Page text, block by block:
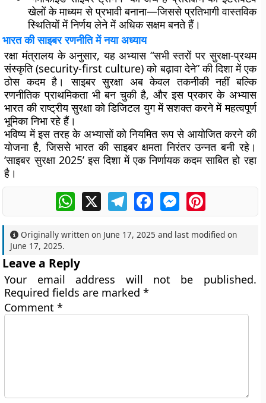
खेलों के माध्यम से प्रभावी बनाना—जिससे प्रतिभागी वास्तविक
स्थितियों में निर्णय लेने में अधिक सक्षम बनते हैं।
भारत की साइबर रणनीति में नया अध्याय
रक्षा मंत्रालय के अनुसार, यह अभ्यास “सभी स्तरों पर सुरक्षा‑प्रथम
संस्कृति (security-first culture) को बढ़ावा देने” की दिशा में एक
ठोस कदम है। साइबर सुरक्षा अब केवल तकनीकी नहीं बल्कि
रणनीतिक प्राथमिकता भी बन चुकी है, और इस प्रकार के अभ्यास
भारत कीराष्ट्रीय सुरक्षा को डिजिटल युग में सशक्त करनेमें महत्वपूर्ण
भूमिका निभा रहे हैं।
भविष्य में इस तरह के अभ्यासों को नियमित रूप से आयोजित करने की
योजना है, जिससे भारत की साइबर क्षमता निरंतर उन्नत बनी रहे।
‘साइबर सुरक्षा 2025’ इस दिशा में एक निर्णायक कदम साबित हो रहा
है।
WhatsApp
X TelegramFacebookMessengerPinterest
Originally written on June 17, 2025 and last modified on
June 17, 2025.
Leave a Reply
Your email address will not be published.
Required fields are marked*
Comment*